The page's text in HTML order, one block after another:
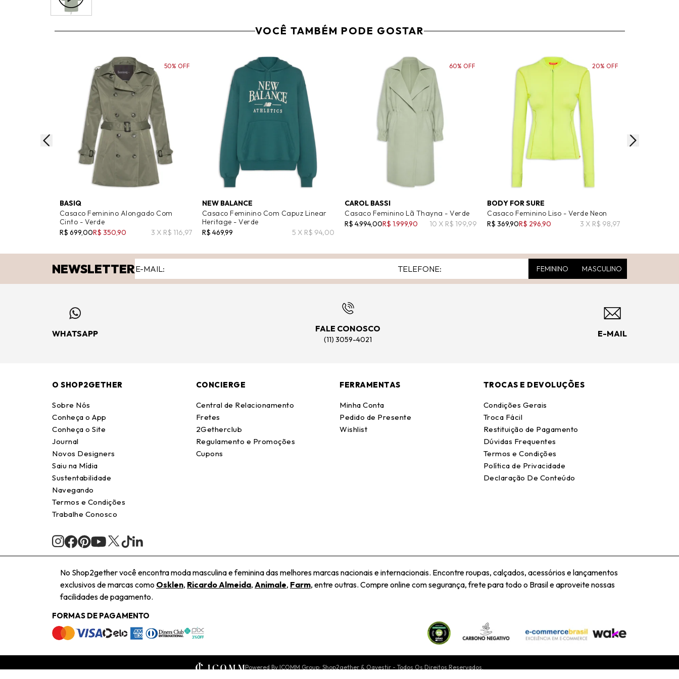
VOCÊ TAMBÉM PODE GOSTAR
BASIQ
Casaco Feminino Alongado Com
Cinto - Verde
R$ 699,00R$ 350,90 3 X R$ 116,97
50% OFF
NEW BALANCE
Casaco Feminino Com Capuz Linear
Heritage - Verde
R$ 469,99
5 X R$ 94,00
CAROL BASSI
Casaco Feminino Lã Thayna - Verde
R$ 4.994,00R$ 1.999,90 10 X R$ 199,99
60% OFF
BODY FOR SURE
Casaco Feminino Liso - Verde Neon
R$ 369,90R$ 296,90 3 X R$ 98,97
20% OFF
NEWSLETTER FEMININO MASCULINO
WHATSAPP
FALE CONOSCO
(11) 3059-4021
E-MAIL
O SHOP2GETHER
Sobre Nós
Conheça o App
Conheça o Site
Journal
Novos Designers
Saiu na Mídia
Sustentabilidade
Navegando
Termos e Condições
Trabalhe Conosco
CONCIERGE
Central de Relacionamento
Fretes
2Getherclub
Regulamento e Promoções
Cupons
FERRAMENTAS
Minha Conta
Pedido de Presente
Wishlist
TROCAS E DEVOLUÇÕES
Condições Gerais
Troca Fácil
Restituição de Pagamento
Dúvidas Frequentes
Termos e Condições
Política de Privacidade
Declaração De Conteúdo
No Shop2gether você encontra moda masculina e feminina das melhores marcas nacionais e internacionais. Encontre roupas, calçados, acessórios e lançamentos
exclusivos de marcas como Osklen, Ricardo Almeida, Animale, Farm, entre outras. Compre online com segurança, frete para todo o Brasil e aproveite nossas
facilidades de pagamento.
FORMAS DE PAGAMENTO
Powered By ICOMM Group: Shop2gether & Oqvestir - Todos Os Direitos Reservados.